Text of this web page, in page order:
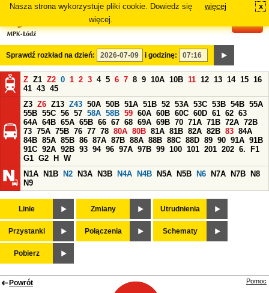
Nasza strona wykorzystuje pliki cookie. Dowiedz się
więcej.
więcej x
Sprawdź rozkład na dzień: i godzinę:
Z Z1 Z2 0 1 2 3 4 5 6 7 8 9 10A 10B 11 12 13 14 15 16
41 43 45
Z3 Z6 Z13 Z43 50A 50B 51A 51B 52 53A 53C 53B 54B 55A
55B 55C 56 57 58A 58B 59 60A 60B 60C 60D 61 62 63
64A 64B 65A 65B 66 67 68 69A 69B 70 71A 71B 72A 72B
73 75A 75B 76 77 78 80A 80B 81A 81B 82A 82B 83 84A
84B 85A 85B 86 87A 87B 88A 88B 88C 88D 89 90 91A 91B
91C 92A 92B 93 94 96 97A 97B 99 100 101 201 202 6.
F1
G1 G2 H
W
N1A
N1B N2 N3A N3B N4A N4B N5A N5B N6 N7A N7B
N8
N9
Linie Zmiany Utrudnienia
Przystanki Połączenia Schematy
Pobierz
Powrót Pomoc